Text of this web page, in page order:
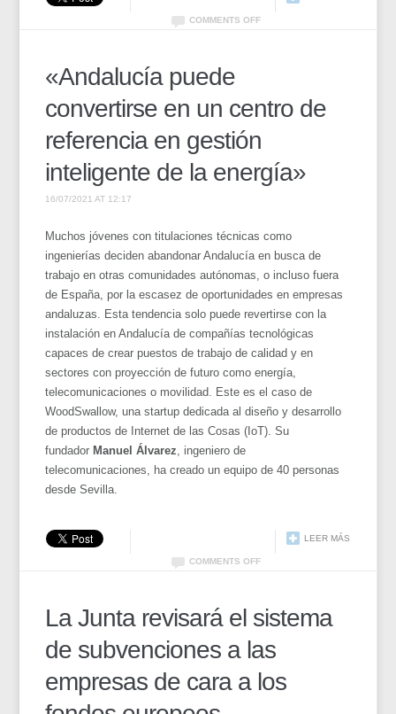
COMMENTS OFF
«Andalucía puede
convertirse en un centro de
referencia en gestión
inteligente de la energía»
16/07/2021 AT 12:17
Muchos jóvenes con titulaciones técnicas como
ingenierías deciden abandonar Andalucía en busca de
trabajo en otras comunidades autónomas, o incluso fuera
de España, por la escasez de oportunidades en empresas
andaluzas. Esta tendencia solo puede revertirse con la
instalación en Andalucía de compañías tecnológicas
capaces de crear puestos de trabajo de calidad y en
sectores con proyección de futuro como energía,
telecomunicaciones o movilidad. Este es el caso de
WoodSwallow, una startup dedicada al diseño y desarrollo
de productos de Internet de las Cosas (IoT). Su
fundador Manuel Álvarez , ingeniero de
telecomunicaciones, ha creado un equipo de 40 personas
desde Sevilla.
LEER MÁS
COMMENTS OFF
La Junta revisará el sistema
de subvenciones a las
empresas de cara a los